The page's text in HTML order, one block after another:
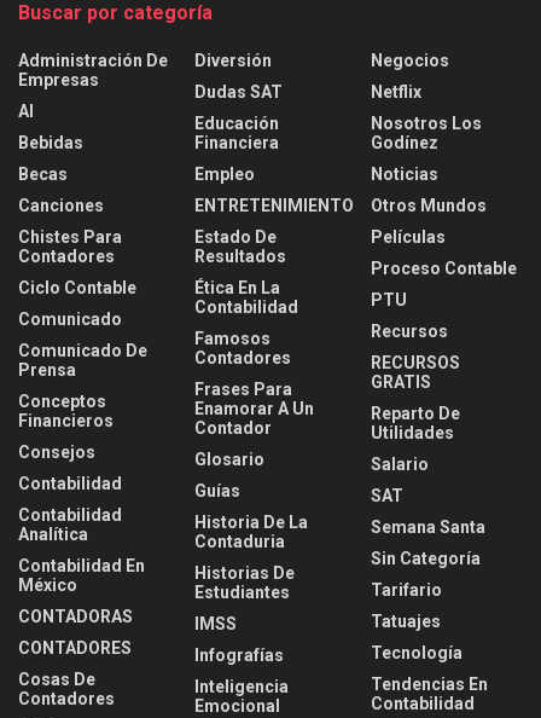
Buscar por categoría
Administración De
Empresas
AI
Bebidas
Becas
Canciones
Chistes Para
Contadores
Ciclo Contable
Comunicado
Comunicado De
Prensa
Conceptos
Financieros
Consejos
Contabilidad
Contabilidad
Analítica
Contabilidad En
México
CONTADORAS
CONTADORES
Cosas De
Contadores
Diversión
Dudas SAT
Educación
Financiera
Empleo
ENTRETENIMIENTO
Estado De
Resultados
Ética En La
Contabilidad
Famosos
Contadores
Frases Para
Enamorar A Un
Contador
Glosario
Guías
Historia De La
Contaduria
Historias De
Estudiantes
IMSS
Infografías
Inteligencia
Emocional
Negocios
Netflix
Nosotros Los
Godínez
Noticias
Otros Mundos
Películas
Proceso Contable
PTU
Recursos
RECURSOS
GRATIS
Reparto De
Utilidades
Salario
SAT
Semana Santa
Sin Categoría
Tarifario
Tatuajes
Tecnología
Tendencias En
Contabilidad